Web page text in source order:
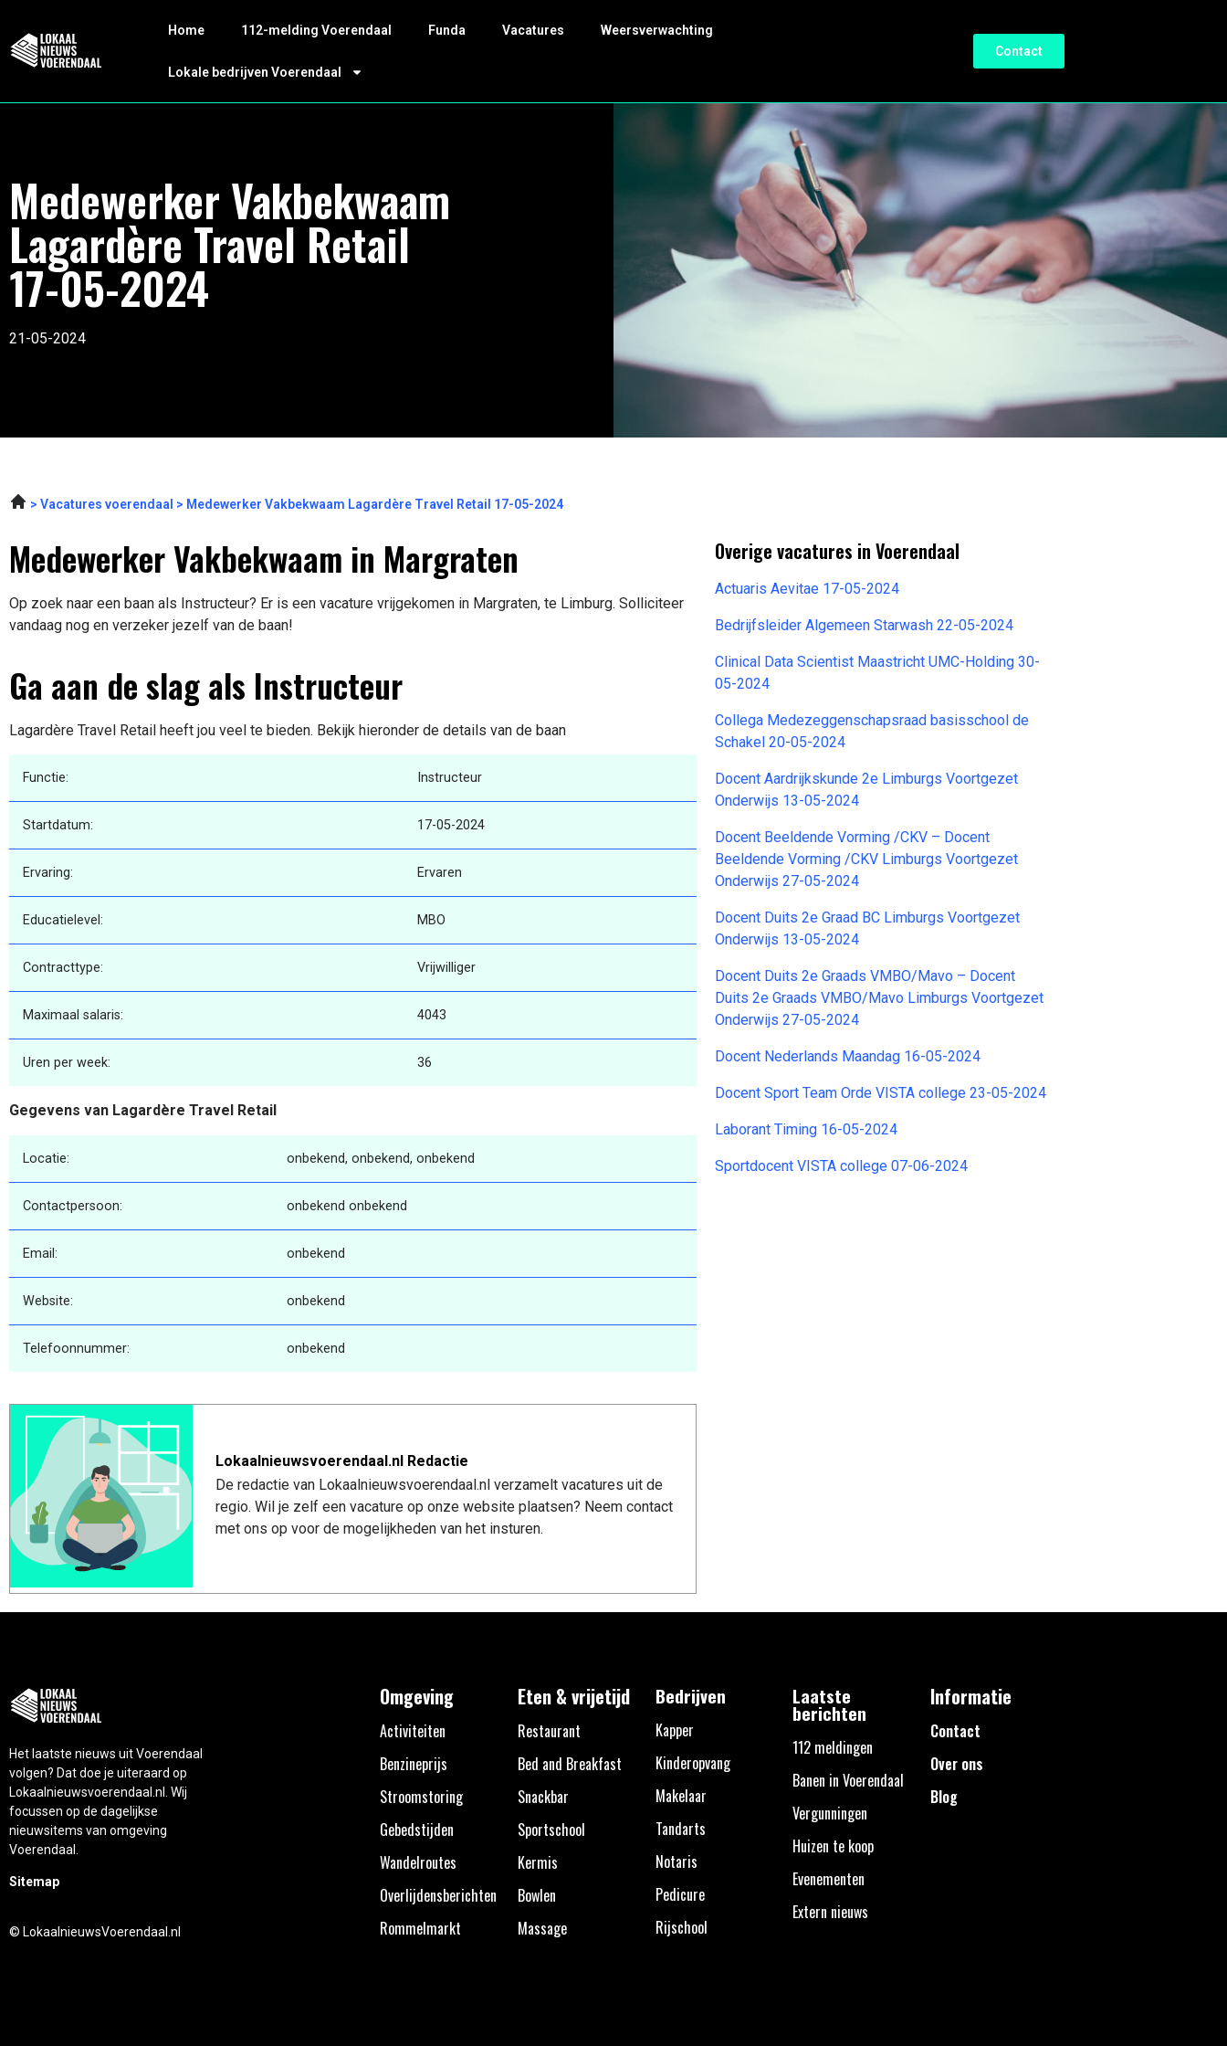
Home 112-melding Voerendaal Funda Vacatures Weersverwachting
Lokale bedrijven Voerendaal
Contact
Medewerker Vakbekwaam
Lagardère Travel Retail
17-05-2024
21-05-2024
Vacatures voerendaal Medewerker Vakbekwaam Lagardère Travel Retail 17-05-2024
Medewerker Vakbekwaam in Margraten
Op zoek naar een baan als Instructeur? Er is een vacature vrijgekomen in Margraten, te Limburg. Solliciteer
vandaag nog en verzeker jezelf van de baan!
Ga aan de slag als Instructeur
Lagardère Travel Retail heeft jou veel te bieden. Bekijk hieronder de details van de baan
Functie: Instructeur
Startdatum: 17-05-2024
Ervaring: Ervaren
Educatielevel: MBO
Contracttype: Vrijwilliger
Maximaal salaris: 4043
Uren per week: 36
Gegevens van Lagardère Travel Retail
Locatie: onbekend, onbekend, onbekend
Contactpersoon: onbekend onbekend
Email: onbekend
Website: onbekend
Telefoonnummer: onbekend
Lokaalnieuwsvoerendaal.nl Redactie
De redactie van Lokaalnieuwsvoerendaal.nl verzamelt vacatures uit de
regio. Wil je zelf een vacature op onze website plaatsen? Neem contact
met ons op voor de mogelijkheden van het insturen.
Overige vacatures in Voerendaal
Actuaris Aevitae 17-05-2024
Bedrijfsleider Algemeen Starwash 22-05-2024
Clinical Data Scientist Maastricht UMC-Holding 30-
05-2024
Collega Medezeggenschapsraad basisschool de
Schakel 20-05-2024
Docent Aardrijkskunde 2e Limburgs Voortgezet
Onderwijs 13-05-2024
Docent Beeldende Vorming /CKV – Docent
Beeldende Vorming /CKV Limburgs Voortgezet
Onderwijs 27-05-2024
Docent Duits 2e Graad BC Limburgs Voortgezet
Onderwijs 13-05-2024
Docent Duits 2e Graads VMBO/Mavo – Docent
Duits 2e Graads VMBO/Mavo Limburgs Voortgezet
Onderwijs 27-05-2024
Docent Nederlands Maandag 16-05-2024
Docent Sport Team Orde VISTA college 23-05-2024
Laborant Timing 16-05-2024
Sportdocent VISTA college 07-06-2024
Het laatste nieuws uit Voerendaal
volgen? Dat doe je uiteraard op
Lokaalnieuwsvoerendaal.nl. Wij
focussen op de dagelijkse
nieuwsitems van omgeving
Voerendaal.
Sitemap
© LokaalnieuwsVoerendaal.nl
Omgeving
Activiteiten
Benzineprijs
Stroomstoring
Gebedstijden
Wandelroutes
Overlijdensberichten
Rommelmarkt
Eten & vrijetijd
Restaurant
Bed and Breakfast
Snackbar
Sportschool
Kermis
Bowlen
Massage
Bedrijven
Kapper
Kinderopvang
Makelaar
Tandarts
Notaris
Pedicure
Rijschool
Laatste
berichten
112 meldingen
Banen in Voerendaal
Vergunningen
Huizen te koop
Evenementen
Extern nieuws
Informatie
Contact
Over ons
Blog